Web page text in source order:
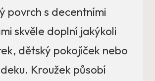
povrch s decentními
skvěle doplní jakýkoli
dětský pokojíček nebo
Kroužek působí